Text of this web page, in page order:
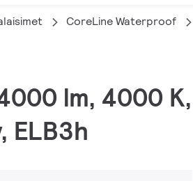
CoreLine Waterproof
lm, 4000 K,
ELB3h